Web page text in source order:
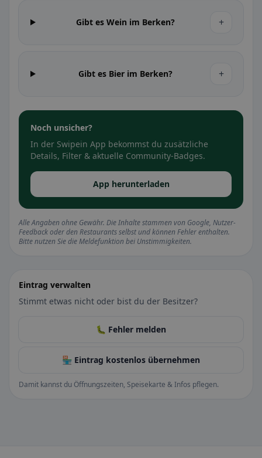
Gibt es Wein im Berken? +
Gibt es Bier im Berken? +
Noch unsicher?
In der Swipein App bekommst du zusätzliche
Details, Filter & aktuelle Community-Badges.
App herunterladen
Alle Angaben ohne Gewähr. Die Inhalte stammen von Google, Nutzer-
Feedback oder den Restaurants selbst und können Fehler enthalten.
Bitte nutzen Sie die Meldefunktion bei Unstimmigkeiten.
Eintrag verwalten
Stimmt etwas nicht oder bist du der Besitzer?
🐛 Fehler melden
🏪 Eintrag kostenlos übernehmen
Damit kannst du Öffnungszeiten, Speisekarte & Infos pflegen.